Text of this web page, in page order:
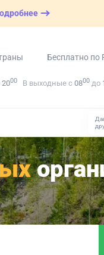
Бесплатно по
2000 В выходные с 0800 до